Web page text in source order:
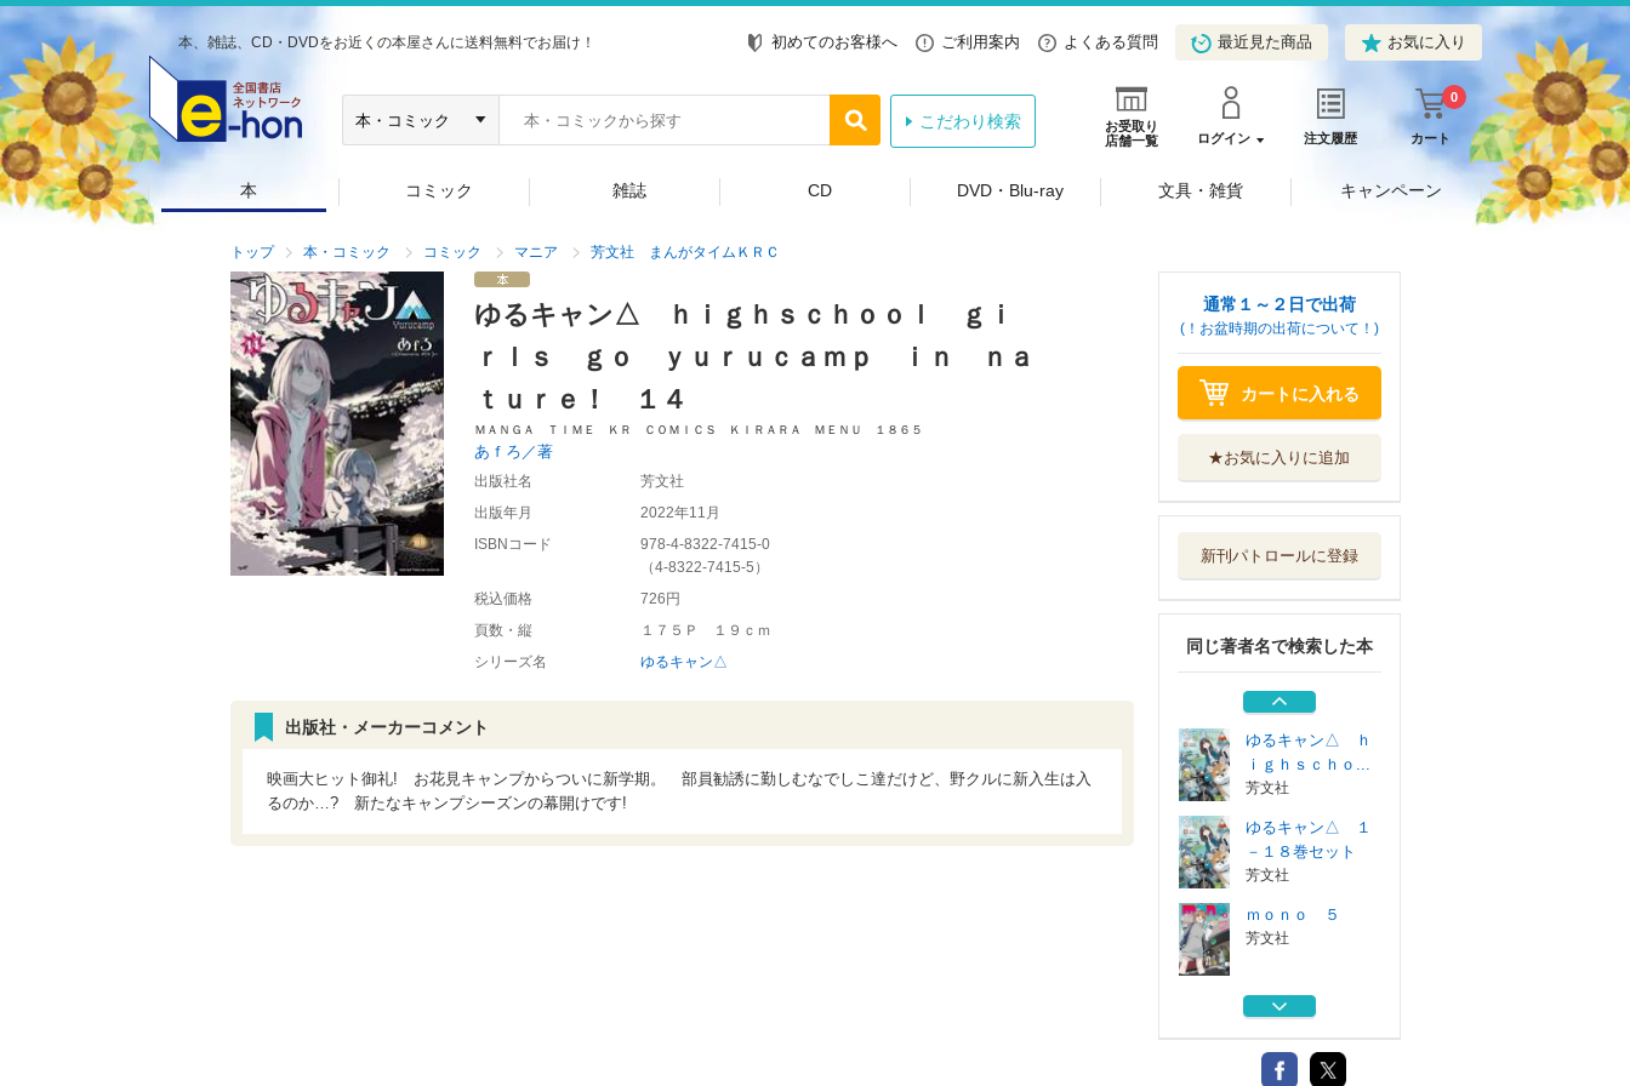
本、雑誌、CD・DVDをお近くの本屋さんに送料無料でお届け！ 初めてのお客様へ ご利用案内 よくある質問 最近見た商品 お気に入り
お受取り
店舗一覧
ログイン 注文履歴 カート
0
こだわり検索
本 コミック 雑誌 CD DVD・Blu-ray 文具・雑貨 キャンペーン
トップ 本・コミック コミック マニア 芳文社 まんがタイムＫＲＣ
ゆるキャン△ ｈｉｇｈｓｃｈｏｏｌ ｇｉ
ｒｌｓ ｇｏ ｙｕｒｕｃａｍｐ ｉｎ ｎａ
ｔｕｒｅ！ １４
ＭＡＮＧＡ ＴＩＭＥ ＫＲ ＣＯＭＩＣＳ ＫＩＲＡＲＡ ＭＥＮＵ １８６５
あｆろ／著
出版社名
芳文社
出版年月
2022年11月
ISBNコード
978-4-8322-7415-0
（4-8322-7415-5 ）
税込価格
726円
頁数・縦
１７５Ｐ １９ｃｍ
シリーズ名
ゆるキャン△
出版社・メーカーコメント
映画大ヒット御礼! お花見キャンプからついに新学期。 部員勧誘に勤しむなでしこ達だけど、野クルに新入生は入
るのか…? 新たなキャンプシーズンの幕開けです!
通常１～２日で出荷
(！お盆時期の出荷について！)
カートに入れる
★お気に入りに追加
新刊パトロールに登録
同じ著者名で検索した本
ゆるキャン△ １
－１８巻セット
ｍｏｎｏ ５
ゆるキャン△ ｈ
ｉｇｈｓｃｈｏ...
芳文社
ゆるキャン△ ｈ
ｉｇｈｓｃｈｏ...
芳文社
ゆるキャン△ １
－１８巻セット
芳文社
ｍｏｎｏ ５
芳文社
ゆるキャン△ ｈ
芳文社